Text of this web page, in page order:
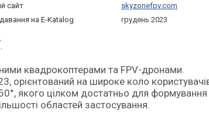
сайт
skyzonefpv.com
на E-Katalog
грудень 2023
орієнтований на широке коло
якого цілком достатньо для формування
областей застосування.